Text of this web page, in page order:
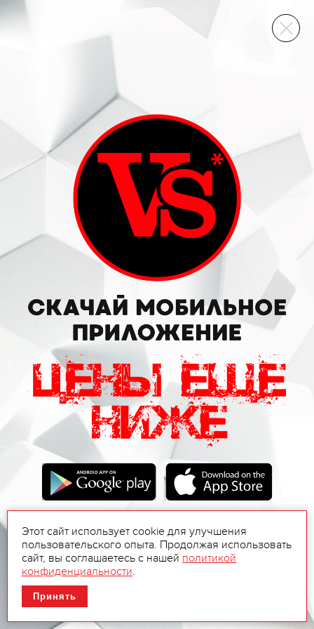
ВИННЫЙ СКЛАД
Этот сайт использует cookie для улучшения
пользовательского опыта. Продолжая использовать
сайт, вы соглашаетесь с нашей политикой
конфиденциальности.
Принять